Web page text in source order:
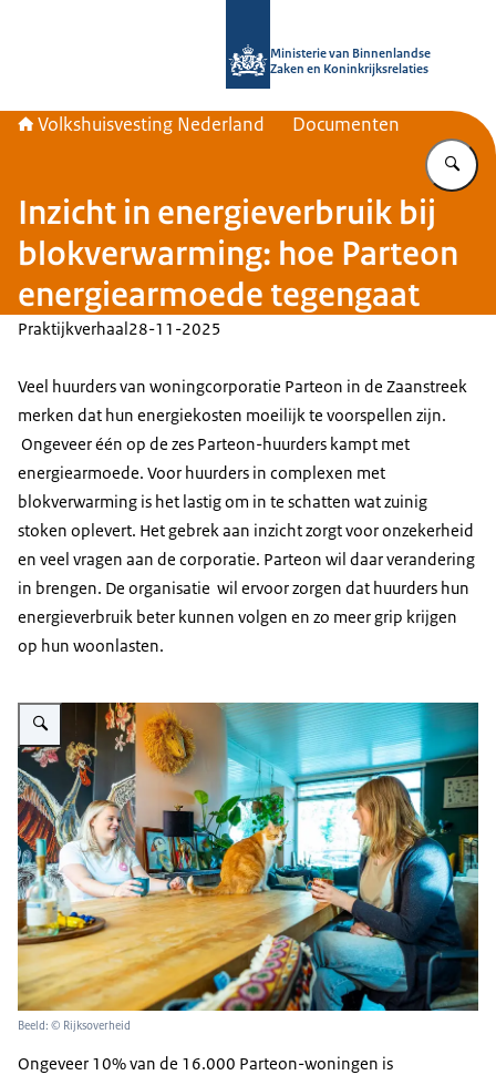
Ministerie van Binnenlandse
Zaken en Koninkrijksrelaties
Volkshuisvesting Nederland Documenten
Inzicht in energieverbruik bij
blokverwarming: hoe Parteon
energiearmoede tegengaat
Praktijkverhaal28-11-2025
Veel huurders van woningcorporatie Parteon in de Zaanstreek
merken dat hun energiekosten moeilijk te voorspellen zijn.
Ongeveer één op de zes Parteon-huurders kampt met
energiearmoede. Voor huurders in complexen met
blokverwarming is het lastig om in te schatten wat zuinig
stoken oplevert. Het gebrek aan inzicht zorgt voor onzekerheid
en veel vragen aan de corporatie. Parteon wil daar verandering
in brengen. De organisatie wil ervoor zorgen dat huurders hun
energieverbruik beter kunnen volgen en zo meer grip krijgen
op hun woonlasten.
Vergroot afbeelding Twee vrouwen zitten aan de eettafel in een
Beeld: © Rijksoverheid
Ongeveer 10% van de 16.000 Parteon-woningen is